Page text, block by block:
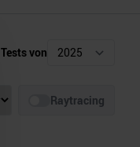
Tests von
Raytracing